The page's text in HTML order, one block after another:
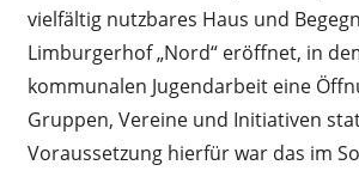
vielfältig nutzbares Haus und
Limburgerhof „Nord“ eröffnet, in
kommunalen Jugendarbeit eine
Gruppen, Vereine und Initiativen
Voraussetzung hierfür war das im